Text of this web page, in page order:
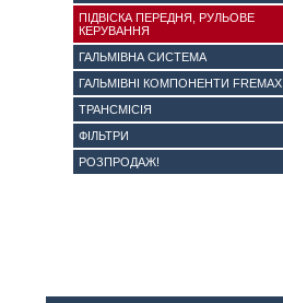
ПІДВІСКА ПЕРЕДНЯ, РУЛЬОВЕ
КЕРУВАННЯ
ГАЛЬМІВНА СИСТЕМА
ГАЛЬМІВНІ КОМПОНЕНТИ FREMAX
ТРАНСМІСІЯ
ФІЛЬТРИ
РОЗПРОДАЖ!